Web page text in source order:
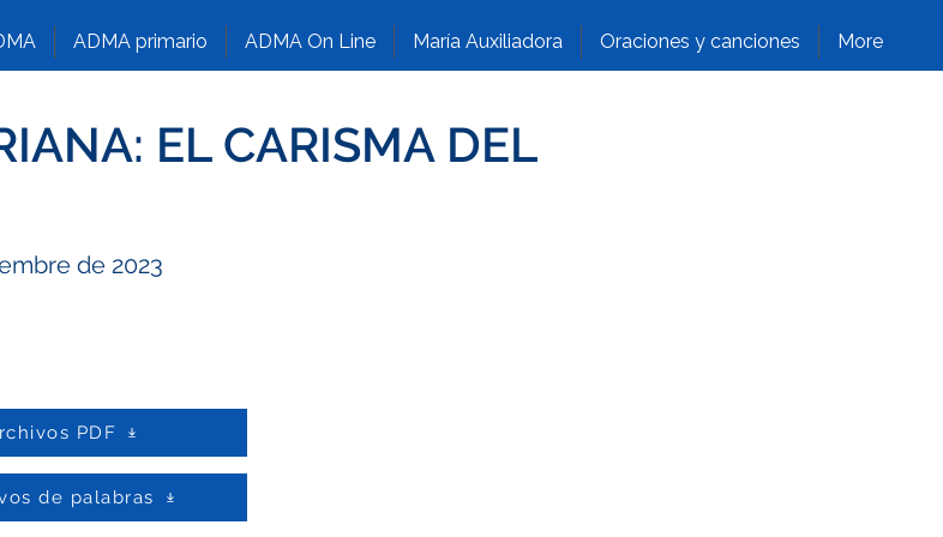
ADMA primario ADMA On Line María Auxiliadora Oraciones y canciones More
EL CARISMA DEL
de 2023
PDF
de palabras